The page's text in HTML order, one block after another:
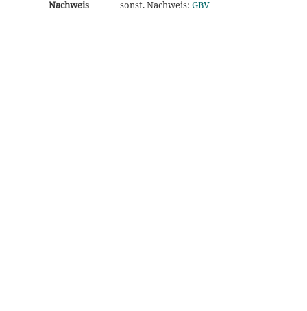
Nachweis sonst. Nachweis: GBV